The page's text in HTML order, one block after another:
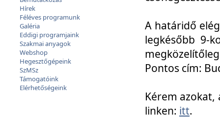
Hírek
Féléves programunk
Galéria
Eddigi programjaink
Szakmai anyagok
Webshop
Hegesztőgépeink
SzMSz
Támogatóink
Elérhetőségeink
A határidő
legkésőbb 9-
Pontos cím:
Kérem azokat,
linken: itt.